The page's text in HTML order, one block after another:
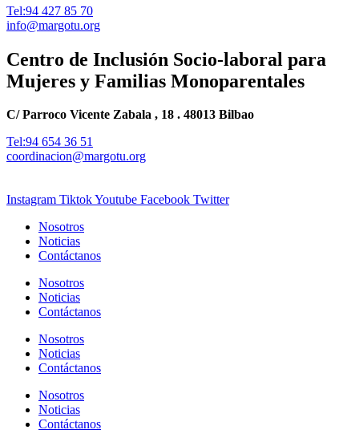
Tel:94 427 85 70
info@margotu.org
Centro de Inclusión Socio-laboral para
Mujeres y Familias Monoparentales
C/ Parroco Vicente Zabala , 18 . 48013 Bilbao
Tel:94 654 36 51
coordinacion@margotu.org
Instagram TiktokYoutube Facebook Twitter
Nosotros
Noticias
Contáctanos
Nosotros
Noticias
Contáctanos
Nosotros
Noticias
Contáctanos
Nosotros
Noticias
Contáctanos